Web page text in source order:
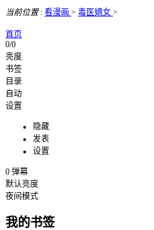
当前位置: 看漫画 > 毒医嫡女 >
首页
0/0
亮度
书签
目录
自动
设置
隐藏
发表
设置
0 弹幕
默认亮度
夜间模式
我的书签